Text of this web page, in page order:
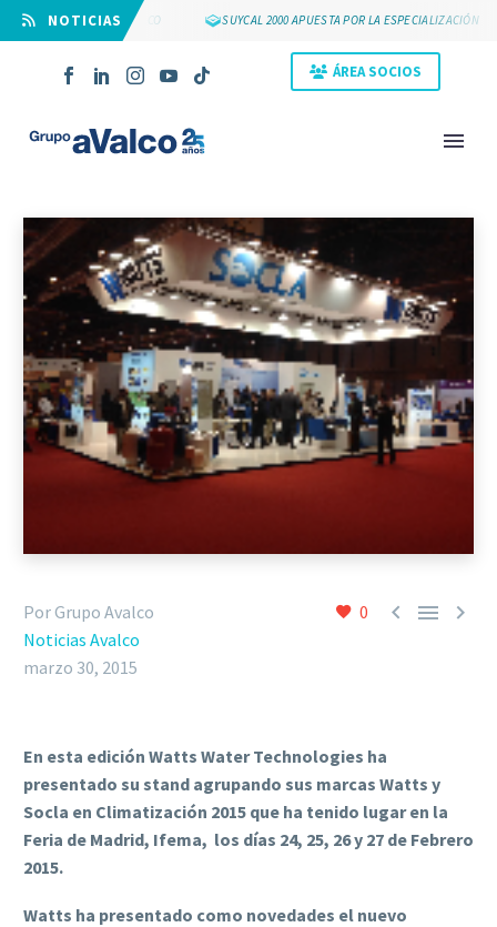
⠀NOTICIAS
25 AÑOS DE GRUPO AVALCO SUYCAL 2000 APUESTA POR LA ESPECIALIZACIÓN
ÁREA SOCIOS
NOVEDAD
0   
Por Grupo Avalco
Noticias Avalco
marzo 30, 2015
En esta edición Watts Water Technologies ha
presentado su stand agrupando sus marcas Watts y
Socla en Climatización 2015 que ha tenido lugar en la
Feria de Madrid, Ifema, los días 24, 25, 26 y 27 de Febrero
2015.
Watts ha presentado como novedades el nuevo